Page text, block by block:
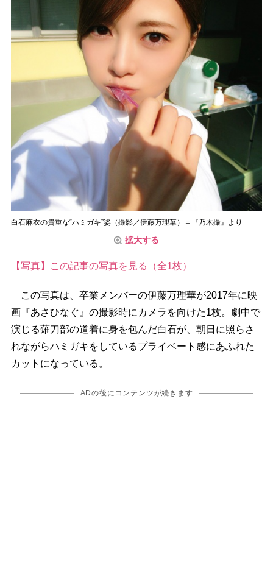
白石麻衣の貴重な“ハミガキ”姿（撮影／伊藤万理華）＝『乃木撮』より
拡大する
【写真】この記事の写真を見る（全1枚）
この写真は、卒業メンバーの伊藤万理華が2017年に映
画『あさひなぐ』の撮影時にカメラを向けた1枚。劇中で
演じる薙刀部の道着に身を包んだ白石が、朝日に照らさ
れながらハミガキをしているプライベート感にあふれた
カットになっている。
ADの後にコンテンツが続きます